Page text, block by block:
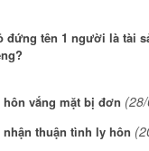
đứng tên 1 người là tài
vắng mặt bị đơn
thuận tình ly hôn